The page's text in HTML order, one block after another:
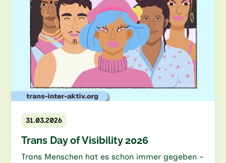
31.03.2026
Trans Day of Visibility 2026
Trans Menschen hat es schon immer gegeben –